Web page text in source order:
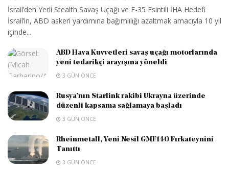
İsrail’den Yerli Stealth Savaş Uçağı ve F-35 Esintili İHA Hedefi
İsrail’in, ABD askeri yardımına bağımlılığı azaltmak amacıyla 10 yıl
içinde...
ABD Hava Kuvvetleri savaş uçağı motorlarında
yeni tedarikçi arayışına yöneldi
3 GÜN ÖNCE
Rusya’nın Starlink rakibi Ukrayna üzerinde
düzenli kapsama sağlamaya başladı
3 GÜN ÖNCE
Rheinmetall, Yeni Nesil GMF140 Fırkateynini
Tanıttı
3 GÜN ÖNCE